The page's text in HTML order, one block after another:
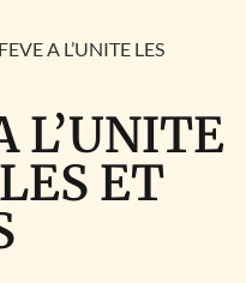
A L’UNITE LES
L’UNITE
ET